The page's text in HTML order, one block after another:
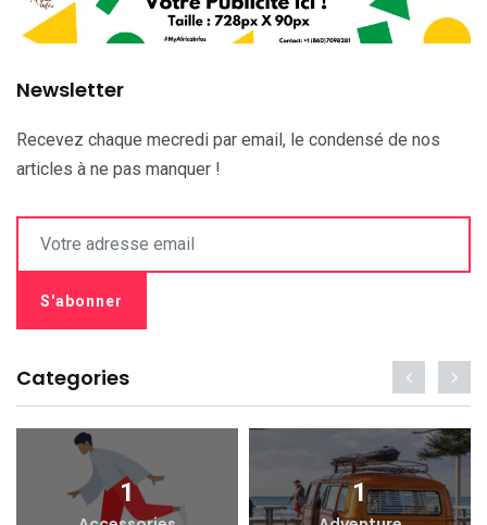
Newsletter
Recevez chaque mecredi par email, le condensé de nos
articles à ne pas manquer !
Categories
1 1